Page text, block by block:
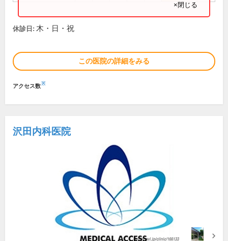
×閉じる
休診日: 木・日・祝
この医院の詳細をみる
アクセス数※
沢田内科医院